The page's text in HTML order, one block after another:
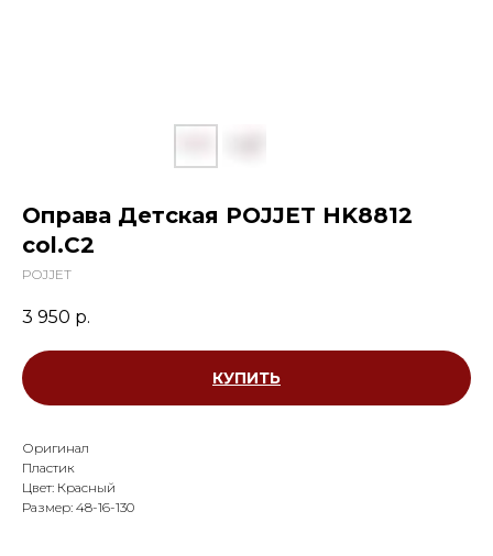
Оправа Детская POJJET HK8812
col.C2
POJJET
3 950 р.
КУПИТЬ
Оригинал
Пластик
Цвет: Красный
Размер: 48-16-130